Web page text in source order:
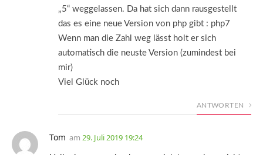
„5“ weggelassen. Da hat sich dann rausgestellt
das es eine neue Version von php gibt : php7
Wenn man die Zahl weg lässt holt er sich
automatisch die neuste Version (zumindest bei
mir)
Viel Glück noch
ANTWORTEN
Tom am 29. Juli 2019 19:24